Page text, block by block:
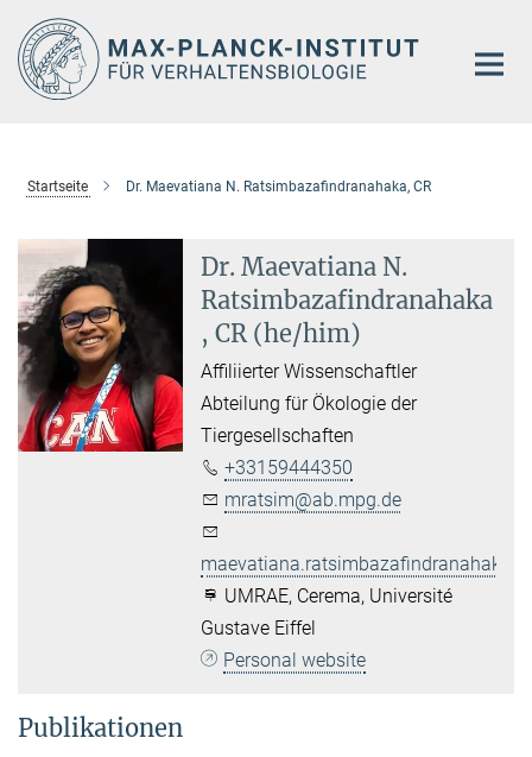
Hauptinhalt
Startseite Dr. Maevatiana N. Ratsimbazafindranahaka, CR
Dr. Maevatiana N.
Ratsimbazafindranahaka
, CR (he/him)
Affiliierter Wissenschaftler
Abteilung für Ökologie der
Tiergesellschaften
+33159444350
mratsim@ab.mpg.de
UMRAE, Cerema, Université
Gustave Eiffel
Personal website
Publikationen